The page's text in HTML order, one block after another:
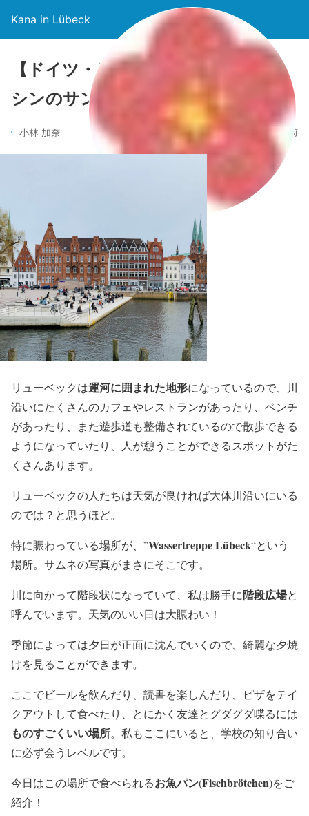
Kana in Lübeck
【ドイツ・リューベック】名物のニ
シンのサンドを味わおう！
小林 加奈 5年前
リューベックは運河に囲まれた地形になっているので、川
沿いにたくさんのカフェやレストランがあったり、ベンチ
があったり、また遊歩道も整備されているので散歩できる
ようになっていたり、人が憩うことができるスポットがた
くさんあります。
リューベックの人たちは天気が良ければ大体川沿いにいる
のでは？と思うほど。
特に賑わっている場所が、”Wassertreppe Lübeck“という
場所。サムネの写真がまさにそこです。
川に向かって階段状になっていて、私は勝手に階段広場と
呼んでいます。天気のいい日は大賑わい！
季節によっては夕日が正面に沈んでいくので、綺麗な夕焼
けを見ることができます。
ここでビールを飲んだり、読書を楽しんだり、ピザをテイ
クアウトして食べたり、とにかく友達とグダグダ喋るには
ものすごくいい場所。私もここにいると、学校の知り合い
に必ず会うレベルです。
今日はこの場所で食べられるお魚パン(Fischbrötchen)をご
紹介！